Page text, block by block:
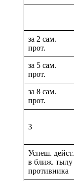
за 2 сам.
прот.
за 5 сам.
прот.
за 8 сам.
прот.
3
Успеш. дейст.
в ближ. тылу
противника